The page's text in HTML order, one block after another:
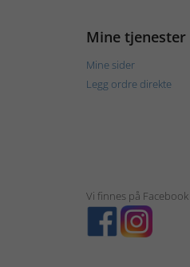
Mine tjenester
Mine sider
Legg ordre direkte
Vi finnes på Facebook